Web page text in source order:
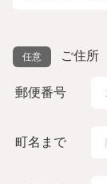
ご住所
郵便番号
町名まで